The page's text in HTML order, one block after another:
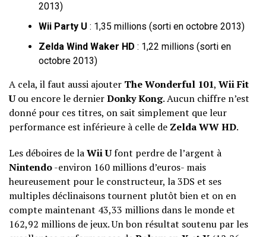
2013)
Wii Party U : 1,35 millions (sorti en octobre 2013)
Zelda Wind Waker HD : 1,22 millions (sorti en
octobre 2013)
A cela, il faut aussi ajouter The Wonderful 101, Wii Fit
Uou encore le dernierDonky Kong. Aucun chiffre n’est
donné pour ces titres, on sait simplement que leur
performance est inférieure à celle de Zelda WW HD.
Les déboires de laWii Ufont perdre de l’argent à
Nintendo-environ 160 millions d’euros- mais
heureusement pour le constructeur, la 3DS et ses
multiples déclinaisons tournent plutôt bien et on en
compte maintenant 43,33 millions dans le monde et
162,92 millions de jeux. Un bon résultat soutenu par les